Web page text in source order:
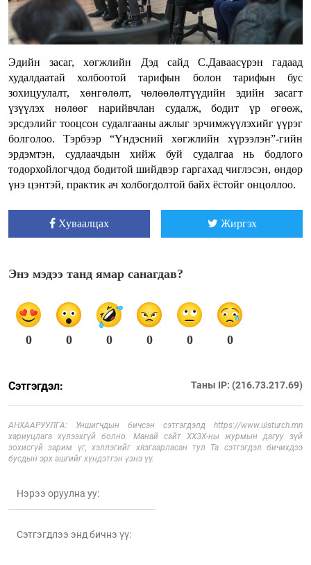
Эдийн засаг, хөгжлийн Дэд сайд С.Даваасүрэн гадаад
худалдаатай холбоотой тарифын болон тарифын бус
зохицуулалт, хөнгөлөлт, чөлөөлөлтүүдийн эдийн засагт
үзүүлэх нөлөөг нарийвчлан судалж, бодит үр өгөөж,
эрсдэлийг тооцсон судалгааны ажлыг эрчимжүүлэхийг үүрэг
болголоо. Тэрбээр “Үндэсний хөгжлийн хүрээлэн”-гийн
эрдэмтэн, судлаачдын хийж буй судалгаа нь бодлого
тодорхойлогчдод бодитой шийдвэр гаргахад чиглэсэн, өндөр
үнэ цэнтэй, практик ач холбогдолтой байх ёстойг онцоллоо.
Хуваалцах Жиргэх
Энэ мэдээ танд ямар санагдав?
0 0 0 0 0 0
Сэтгэгдэл: Таны IP: (216.73.217.69)
АНХААРУУЛГА: Уншигчдын бичсэн сэтгэгдэлд https://www.ulsturch.mn
хариуцлага хүлээхгүй болно. Манай сайт ХХЗХ-ны журмын дагуу зүй
зохисгүй зарим үг, хэллэгийг хязгаарласан тул Та сэтгэгдэл бичихдээ
бусдын эрх ашгийг хүндэтгэн үзнэ үү.